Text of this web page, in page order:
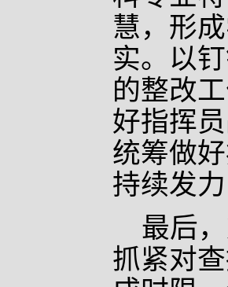
慧，形
实。以
的整改
好指挥
统筹做
持续发
最后
抓紧对